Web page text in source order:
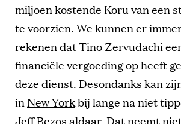
miljoen kostende Koru van een
te voorzien. We kunnen er
rekenen dat Tino Zervudachi
financiële vergoeding op heeft
deze dienst. Desondanks kan
in New Yorkbij lange na niet
Jeff Bezos aldaar. Dat neemt